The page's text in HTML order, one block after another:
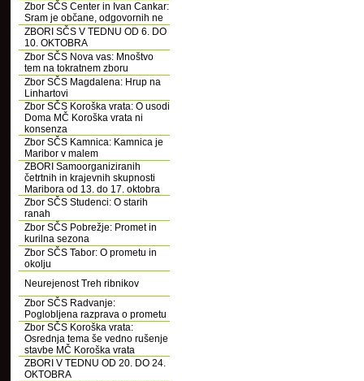
Zbor SČS Center in Ivan Cankar:
Sram je občane, odgovornih ne
ZBORI SČS V TEDNU OD 6. DO
10. OKTOBRA
Zbor SČS Nova vas: Mnoštvo
tem na tokratnem zboru
Zbor SČS Magdalena: Hrup na
Linhartovi
Zbor SČS Koroška vrata: O usodi
Doma MČ Koroška vrata ni
konsenza
Zbor SČS Kamnica: Kamnica je
Maribor v malem
ZBORI Samoorganiziranih
četrtnih in krajevnih skupnosti
Maribora od 13. do 17. oktobra
Zbor SČS Studenci: O starih
ranah
Zbor SČS Pobrežje: Promet in
kurilna sezona
Zbor SČS Tabor: O prometu in
okolju
Neurejenost Treh ribnikov
Zbor SČS Radvanje:
Poglobljena razprava o prometu
Zbor SČS Koroška vrata:
Osrednja tema še vedno rušenje
stavbe MČ Koroška vrata
ZBORI V TEDNU OD 20. DO 24.
OKTOBRA